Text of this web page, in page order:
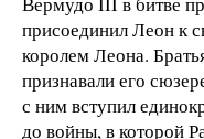
присоединил Леон к
королем Леона.
признавали его
с ним вступил
до войны, в которой